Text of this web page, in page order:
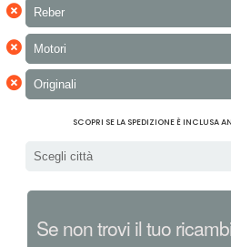
× Reber
× Motori
× Originali
SCOPRI SE LA SPEDIZIONE È INCLUSA
Scegli città
Se non trovi il tuo